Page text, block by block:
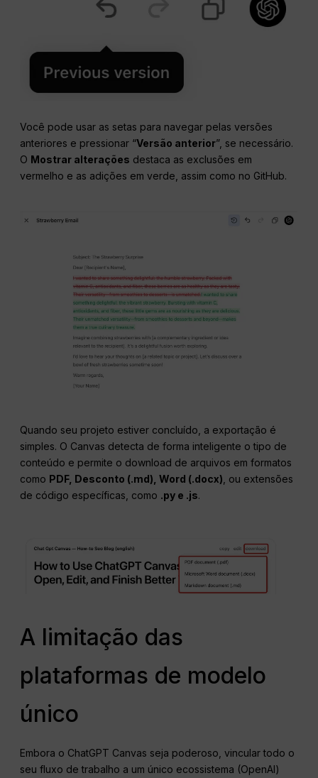
Você pode usar as setas para navegar pelas versões
anteriores e pressionar “Versão anterior”, se necessário.
O Mostrar alterações destaca as exclusões em
vermelho e as adições em verde, assim como no GitHub.
Quando seu projeto estiver concluído, a exportação é
simples. O Canvas detecta de forma inteligente o tipo de
conteúdo e permite o download de arquivos em formatos
como PDF, Desconto (.md), Word (.docx) , ou extensões
de código específicas, como .py e .js.
A limitação das
plataformas de modelo
único
Embora o ChatGPT Canvas seja poderoso, vincular todo o
seu fluxo de trabalho a um único ecossistema (OpenAI)